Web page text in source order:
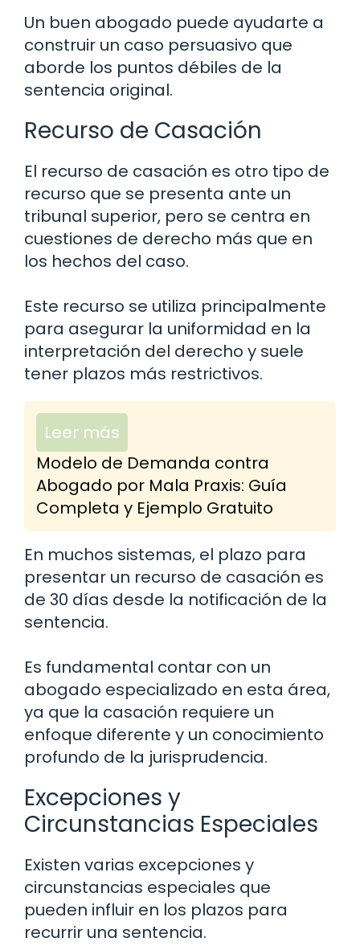
Un buen abogado puede ayudarte a
construir un caso persuasivo que
aborde los puntos débiles de la
sentencia original.
Recurso de Casación
El recurso de casación es otro tipo de
recurso que se presenta ante un
tribunal superior, pero se centra en
cuestiones de derecho más que en
los hechos del caso.
Este recurso se utiliza principalmente
para asegurar la uniformidad en la
interpretación del derecho y suele
tener plazos más restrictivos.
Leer más
Modelo de Demanda contra
Abogado por Mala Praxis: Guía
Completa y Ejemplo Gratuito
En muchos sistemas, el plazo para
presentar un recurso de casación es
de 30 días desde la notificación de la
sentencia.
Es fundamental contar con un
abogado especializado en esta área,
ya que la casación requiere un
enfoque diferente y un conocimiento
profundo de la jurisprudencia.
Excepciones y
Circunstancias Especiales
Existen varias excepciones y
circunstancias especiales que
pueden influir en los plazos para
recurrir una sentencia.